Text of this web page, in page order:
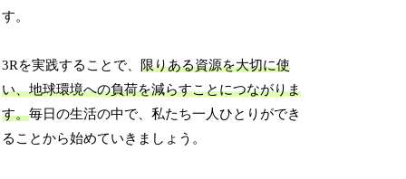
す。
3Rを実践することで、限りある資源を大切に使
い、地球環境への負荷を減らすことにつながりま
す。毎日の生活の中で、私たち一人ひとりができ
ることから始めていきましょう。